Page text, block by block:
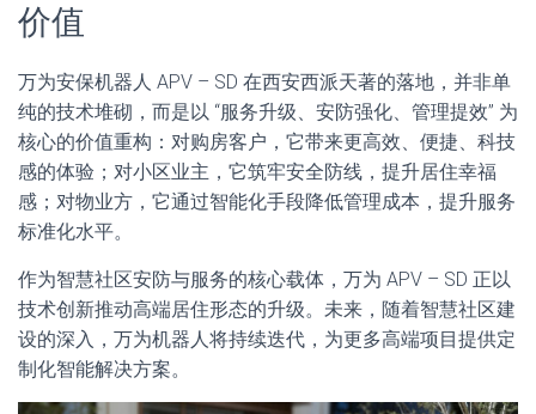
价值
万为安保机器人 APV – SD 在西安西派天著的落地，并非单
纯的技术堆砌，而是以 “服务升级、安防强化、管理提效” 为
核心的价值重构：对购房客户，它带来更高效、便捷、科技
感的体验；对小区业主，它筑牢安全防线，提升居住幸福
感；对物业方，它通过智能化手段降低管理成本，提升服务
标准化水平。
作为智慧社区安防与服务的核心载体，万为 APV – SD 正以
技术创新推动高端居住形态的升级。未来，随着智慧社区建
设的深入，万为机器人将持续迭代，为更多高端项目提供定
制化智能解决方案。